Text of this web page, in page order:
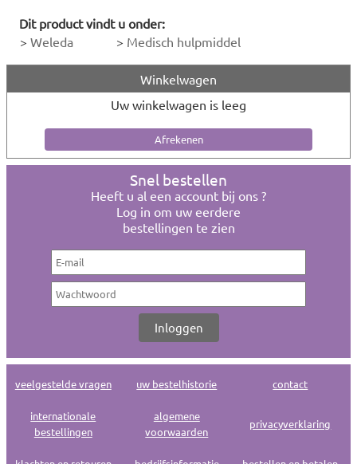
Dit product vindt u onder:
> Weleda > Medisch hulpmiddel
Winkelwagen
Uw winkelwagen is leeg
Snel bestellen
Heeft u al een account bij ons ?
Log in om uw eerdere
bestellingen te zien
veelgestelde vragen uw bestelhistorie contact
internationale
bestellingen
algemene
voorwaarden
privacyverklaring